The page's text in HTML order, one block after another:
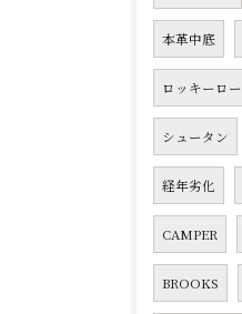
本革中底
ロッキーロー
シュータン
経年劣化
CAMPER
BROOKS